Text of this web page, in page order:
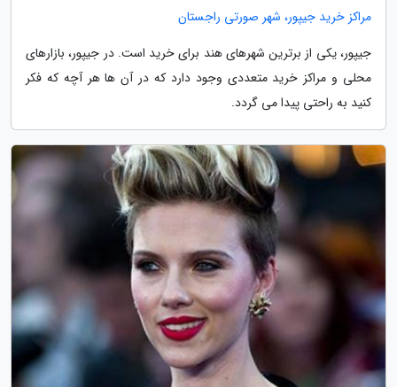
مراکز خرید جیپور، شهر صورتی راجستان
جیپور، یکی از برترین شهرهای هند برای خرید است. در جیپور، بازارهای
محلی و مراکز خرید متعددی وجود دارد که در آن ها هر آچه که فکر
کنید به راحتی پیدا می گردد.